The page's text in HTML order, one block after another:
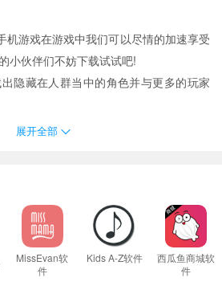
机游戏在游戏中我们可以尽情的加速享受
小伙伴们不妨下载试试吧!
隐藏在人群当中的角色并与更多的玩家
带你从地面飞向太空,在太空的世界里遨
时间完成推理的挑战；
面欣赏梦幻的太空场景。
种体验吧很多的时候都是能够去有一些
有很多的不同的那种危险的时机;
都可以进行思维逻辑上的比拼较量！
展开全部
MissEvan软
件
Kids A-Z软件
西瓜鱼商城软
件